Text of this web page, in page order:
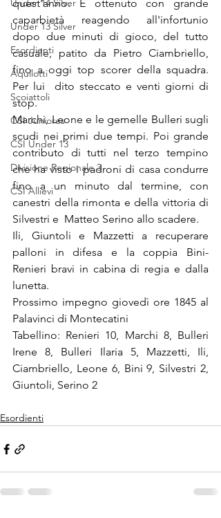
Under 14 Silver
Under 13 Silver
Esordienti
Aquilotti
Scoiattoli
CSI Juniores
CSI Under 13
Divisione Regionale 3
CSI Allievi
quest'anno. E ottenuto con grande
caparbietà reagendo all'infortunio
dopo due minuti di gioco, del tutto
casuale, patito da Pietro Ciambriello,
fino a oggi top scorer della squadra.
Per lui  dito steccato e venti giorni di
stop.
Marchi, Leone e le gemelle Bulleri sugli
scudi nei primi due tempi. Poi grande
contributo di tutti nel terzo tempino
che ha visto i padroni di casa condurre
fino a un minuto dal termine, con
canestri della rimonta e della vittoria di
Silvestri e  Matteo Serino allo scadere.
Ili, Giuntoli e Mazzetti a recuperare
palloni in difesa e la coppia Bini-
Renieri bravi in cabina di regia e dalla
lunetta.
Prossimo impegno giovedì ore 1845 al
Palavinci di Montecatini
Tabellino: Renieri 10, Marchi 8, Bulleri
Irene 8, Bulleri Ilaria 5, Mazzetti, Ili,
Ciambriello, Leone 6, Bini 9, Silvestri 2,
Giuntoli, Serino 2
Esordienti